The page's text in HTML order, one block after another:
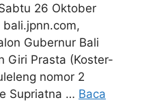
26 Oktober
Gubernur Bali
Giri Prasta (Koster-
nomor 2
Supriatna … Baca